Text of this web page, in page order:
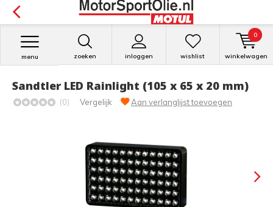
zoeken inloggen
menu wishlist winkelwagen
0
Sandtler LED Rainlight (105 x 65 x 20 mm)
(0) Vergelijk Aan verlanglijst toevoegen